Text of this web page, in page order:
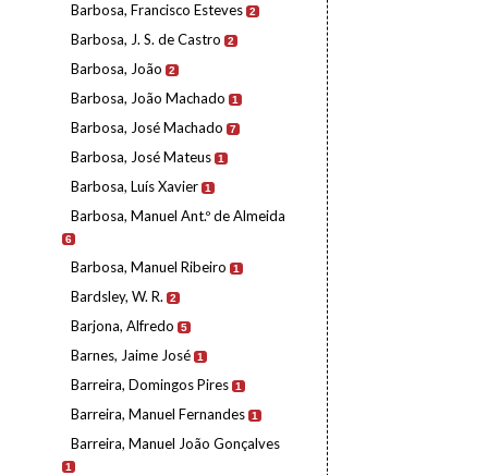
Barbosa, Francisco Esteves 2
Barbosa, J. S. de Castro 2
Barbosa, João 2
Barbosa, João Machado 1
Barbosa, José Machado 7
Barbosa, José Mateus 1
Barbosa, Luís Xavier 1
Barbosa, Manuel Ant.º de Almeida
6
Barbosa, Manuel Ribeiro 1
Bardsley, W. R. 2
Barjona, Alfredo 5
Barnes, Jaime José 1
Barreira, Domingos Pires 1
Barreira, Manuel Fernandes 1
Barreira, Manuel João Gonçalves
1